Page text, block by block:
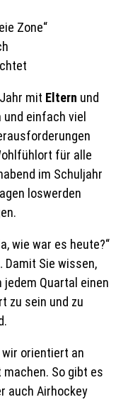
Zone“
mit Eltern und
einfach viel
für alle
im Schuljahr
loswerden
wie war es heute?“
Damit Sie wissen,
jedem Quartal einen
zu sein und zu
wir orientiert an
machen. So gibt es
auch Airhockey